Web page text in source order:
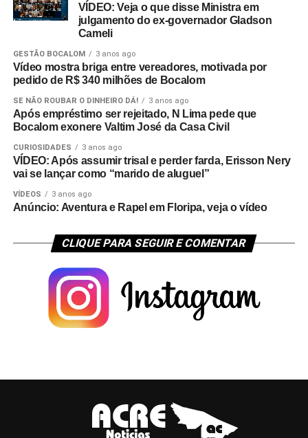
VÍDEO: Veja o que disse Ministra em
julgamento do ex-governador Gladson
Cameli
GESTÃO BOCALOM 3 anos ago
Vídeo mostra briga entre vereadores, motivada por
pedido de R$ 340 milhões de Bocalom
SE NÃO ROUBAR O DINHEIRO DÁ! 3 anos ago
Após empréstimo ser rejeitado, N Lima pede que
Bocalom exonere Valtim José da Casa Civil
CURIOSIDADES 3 anos ago
VÍDEO: Após assumir trisal e perder farda, Erisson Nery
vai se lançar como “marido de aluguel”
VÍDEOS 3 anos ago
Anúncio: Aventura e Rapel em Floripa, veja o vídeo
CLIQUE PARA SEGUIR E COMENTAR